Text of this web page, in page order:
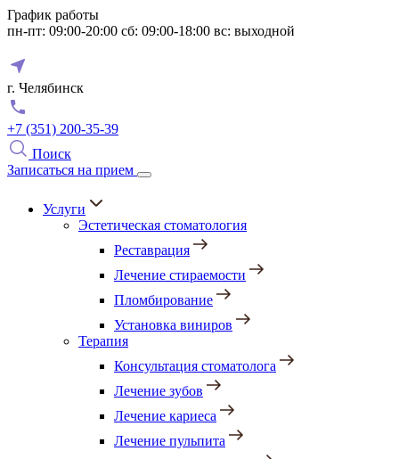
График работы
пн-пт: 09:00-20:00 сб: 09:00-18:00 вс: выходной
г. Челябинск
+7 (351) 200-35-39
Поиск
Записаться на прием
Услуги
Эстетическая стоматология
Реставрация
Лечение стираемости
Пломбирование
Установка виниров
Терапия
Консультация стоматолога
Лечение зубов
Лечение кариеса
Лечение пульпита